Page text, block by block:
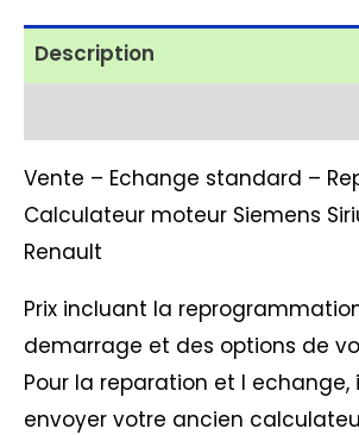
Description
Vente – Echange standard –
Calculateur moteur Siemens
Renault
Prix incluant la
demarrage et des options de
Pour la reparation et l echange,
envoyer votre ancien